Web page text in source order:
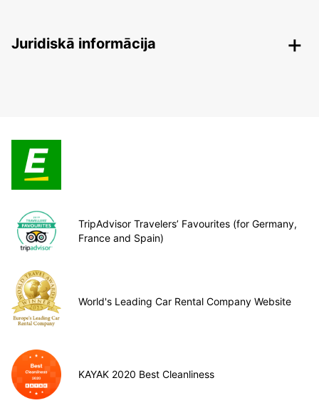
Juridiskā informācija
TripAdvisor Travelers’ Favourites (for Germany,
France and Spain)
World's Leading Car Rental Company Website
KAYAK 2020 Best Cleanliness